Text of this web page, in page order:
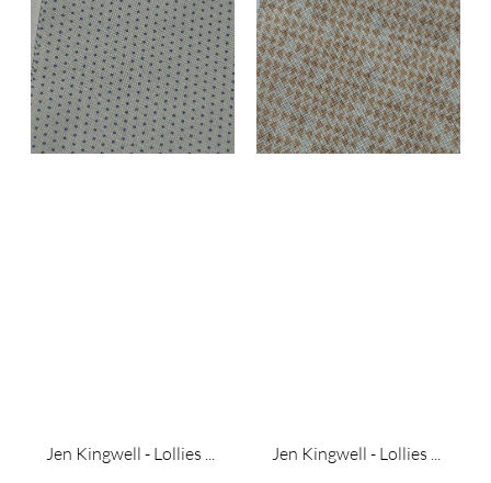
Jen Kingwell - Lollies ... Jen Kingwell - Lollies ...